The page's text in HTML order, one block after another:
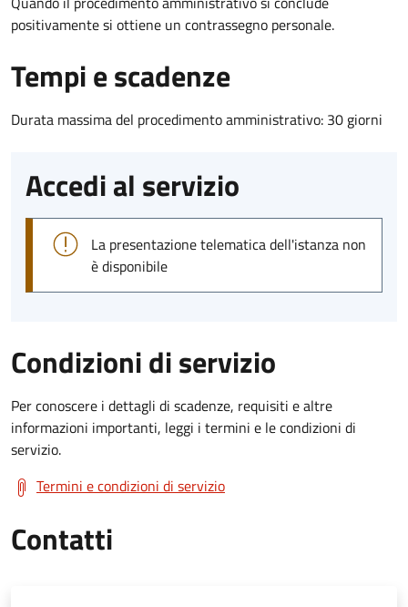
positivamente si ottiene un contrassegno personale.
Tempi e scadenze
Durata massima del procedimento amministrativo: 30 giorni
Accedi al servizio
La presentazione telematica dell'istanza non
è disponibile
Condizioni di servizio
Per conoscere i dettagli di scadenze, requisiti e altre
informazioni importanti, leggi i termini e le condizioni di
servizio.
Termini e condizioni di servizio
Contatti